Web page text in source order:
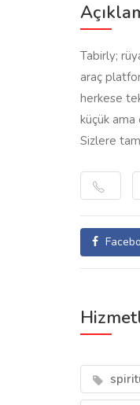
Tabirly;
araç
herkese
küçük ama
Sizlere